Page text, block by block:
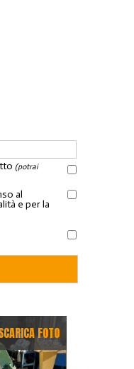
(potrai
al
e per la
FOTO